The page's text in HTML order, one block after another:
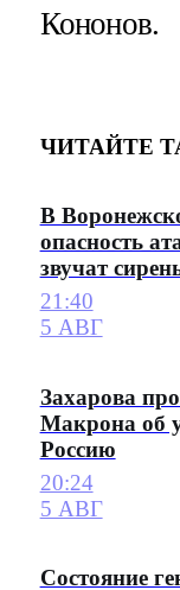
Кононов.
ЧИТАЙТЕ
В
опасность
звучат
21:40
5 АВГ
Захарова
Макрона об
Россию
20:24
5 АВГ
Состояние